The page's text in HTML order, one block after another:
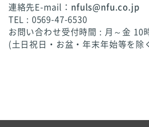
連絡先E-mail： nfuls@nfu.co.jp
TEL : 0569-47-6530
お問い合わせ受付時間 : 月～金 10
(土日祝日・お盆・年末年始等を除